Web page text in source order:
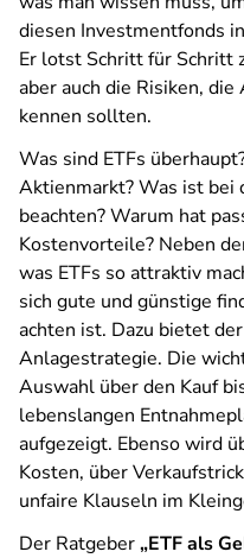
diesen Investmentfonds
Er lotst Schritt für Schritt
aber auch die Risiken,
kennen sollten.
Was sind ETFs
Aktienmarkt? Was ist bei
beachten? Warum hat
Kostenvorteile? Neben
was ETFs so attraktiv
sich gute und günstige
achten ist. Dazu bietet
Anlagestrategie. Die
Auswahl über den Kauf
lebenslangen
aufgezeigt. Ebenso wird
Kosten, über
unfaire Klauseln im
Der Ratgeber„ETF als